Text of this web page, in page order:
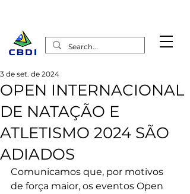
OPEN INTERNACIONAL
DE NATAÇÃO E
ATLETISMO 2024 SÃO
ADIADOS
3 de set. de 2024
Comunicamos que, por motivos
de força maior, os eventos Open